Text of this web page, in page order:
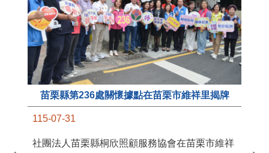
苗栗縣第236處關懷據點在苗栗市維祥里揭牌
115-07-31
社團法人苗栗縣桐欣照顧服務協會在苗栗市維祥